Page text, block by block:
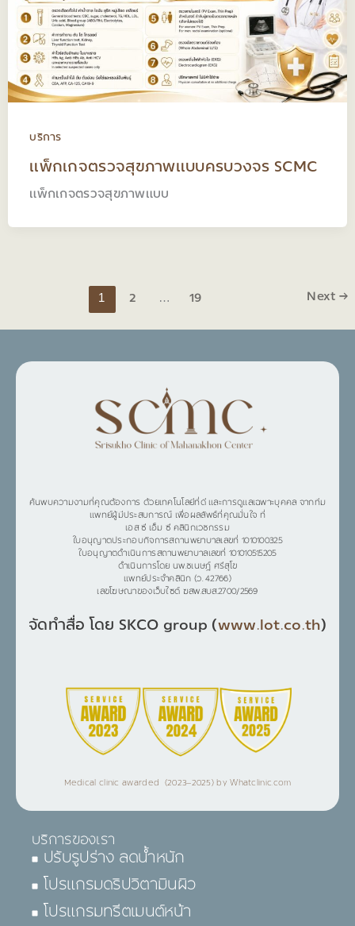
บริการ
แพ็กเกจตรวจสุขภาพแบบครบวงจร SCMC
แพ็กเกจตรวจสุขภาพแบบ
1 2 … 19 Next→
บริการของเรา
ปรับรูปร่าง ลดน้ำหนัก
โปรแกรมดริปวิตามินผิว
โปรแกรมทรีตเมนต์หน้า
ค้นพบความงามที่คุณต้องการ ด้วยเทคโนโลยีที่ดี และการดูแลเฉพาะบุคคล จากทีม
แพทย์ผู้มีประสบการณ์ เพื่อผลลัพธ์ที่คุณมั่นใจ ที่
เอส ซี เอ็ม ซี คลินิกเวชกรรม
ใบอนุญาตประกอบกิจการสถานพยาบาลเลขที่ 1010100325
ใบอนุญาตดำเนินการสถานพยาบาลเลขที่ 101010515205
ดำเนินการโดย นพ.ชเนษฎ์ ศรีสุโข
แพทย์ประจำคลินิก (ว. 42766)
เลขโฆษณาของเว็บไซต์ ฆสพ.สบส.2700/2569
จัดทำสื่อ โดย SKCO group (www.lot.co.th)
Medical clinic awarded (2023–2025) by Whatclinic.com